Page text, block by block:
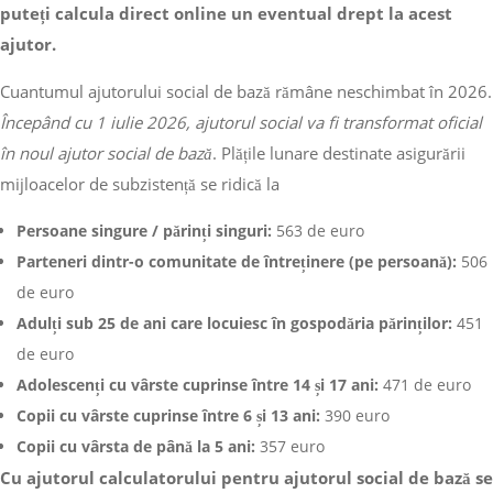
puteți calcula direct online un eventual drept la acest
ajutor.
Cuantumul ajutorului social de bază rămâne neschimbat în 2026.
Începând cu 1 iulie 2026, ajutorul social va fi transformat oficial
în noul ajutor social de bază. Plățile lunare destinate asigurării
mijloacelor de subzistență se ridică la
Persoane singure / părinți singuri: 563 de euro
Parteneri dintr-o comunitate de întreținere (pe persoană): 506
de euro
Adulți sub 25 de ani care locuiesc în gospodăria părinților: 451
de euro
Adolescenți cu vârste cuprinse între 14 și 17 ani: 471 de euro
Copii cu vârste cuprinse între 6 și 13 ani: 390 euro
Copii cu vârsta de până la 5 ani: 357 euro
Cu ajutorul calculatorului pentru ajutorul social de bază se